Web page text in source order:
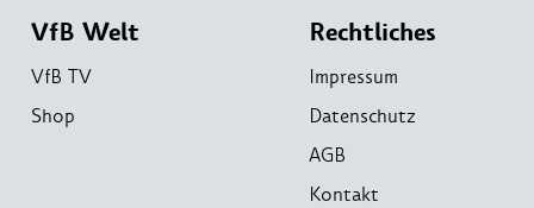
VfB Welt
VfB TV
Shop
Rechtliches
Impressum
Datenschutz
AGB
Kontakt